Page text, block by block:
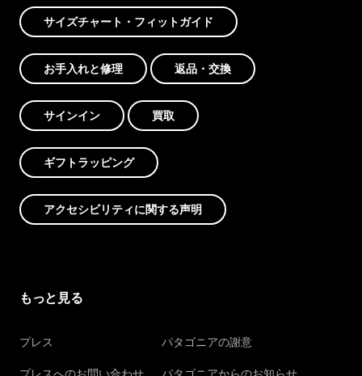
サイズチャート・フィットガイド
お手入れと修理 返品・交換
サインイン 買取
ギフトラッピング
アクセシビリティに関する声明
もっと見る
プレス パタゴニアの謝意